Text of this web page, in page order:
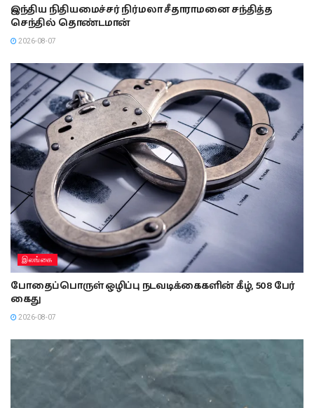
இந்திய நிதியமைச்சர் நிர்மலா சீதாராமனை சந்தித்த
செந்தில் தொண்டமான்
2026-08-07
இலங்கை
போதைப்பொருள் ஒழிப்பு நடவடிக்கைகளின் கீழ், 508 பேர்
கைது
2026-08-07